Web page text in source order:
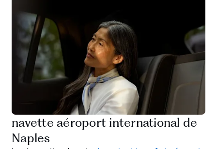
navette aéroport international de
Naples